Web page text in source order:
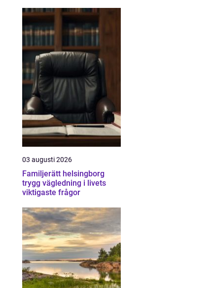
03 augusti 2026
Familjerätt helsingborg
trygg vägledning i livets
viktigaste frågor